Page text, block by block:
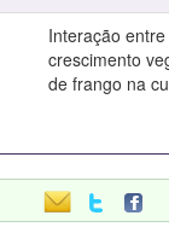
Interação
crescimento
de frango na